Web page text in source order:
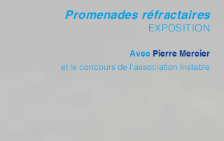
Promenades réfractaires
EXPOSITION
Avec Pierre Mercier
et le concours de l'association Instable